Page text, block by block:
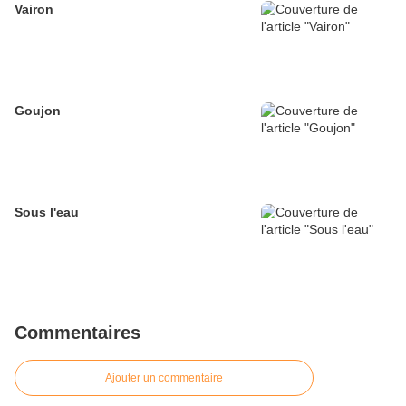
Vairon
Goujon
Sous l'eau
Commentaires
Ajouter un commentaire